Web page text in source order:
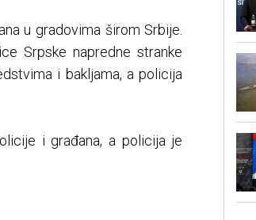
u gradovima širom Srbije.
Srpske napredne stranke
i bakljama, a policija
i građana, a policija je